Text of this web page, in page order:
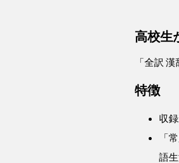
高校生
「全訳
特徴
収
「
語